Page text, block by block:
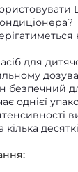
для
безпечний
однієї